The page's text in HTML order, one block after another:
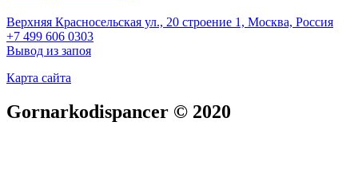
Верхняя Красносельская ул., 20 строение 1, Москва, Россия
+7 499 606 0303
Вывод из запоя
Карта сайта
Gornarkodispancer © 2020